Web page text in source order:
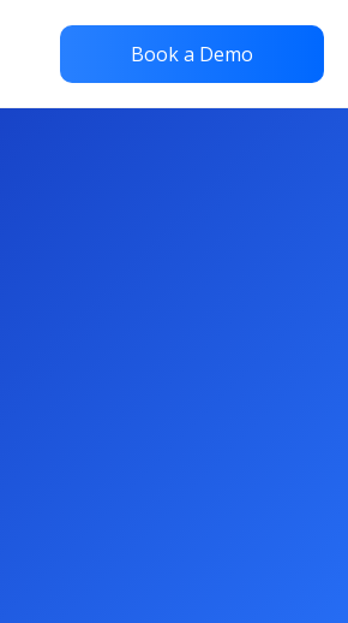
Book a Demo